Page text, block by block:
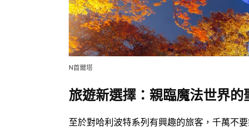
N首爾塔
旅遊新選擇：親臨魔法世界的
至於對哈利波特系列有興趣的旅客，千萬不